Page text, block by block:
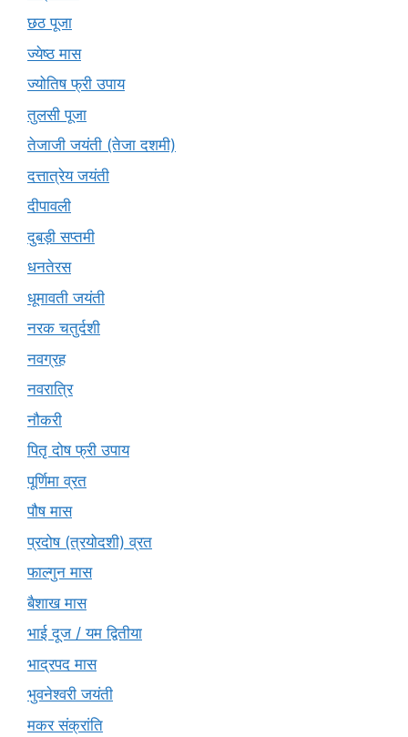
छठ पूजा
ज्येष्ठ मास
ज्योतिष फ्री उपाय
तुलसी पूजा
तेजाजी जयंती (तेजा दशमी)
दत्तात्रेय जयंती
दीपावली
दुबड़ी सप्तमी
धनतेरस
धूमावती जयंती
नरक चतुर्दशी
नवग्रह
नवरात्रि
नौकरी
पितृ दोष फ्री उपाय
पूर्णिमा व्रत
पौष मास
प्रदोष (त्रयोदशी) व्रत
फाल्गुन मास
बैशाख मास
भाई दूज / यम द्वितीया
भाद्रपद मास
भुवनेश्वरी जयंती
मकर संक्रांति